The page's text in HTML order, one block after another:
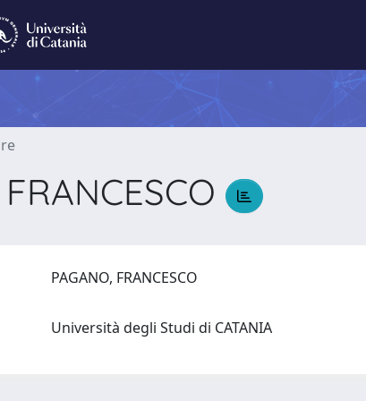
PAGANO, FRANCESCO
Università degli Studi di CATANIA